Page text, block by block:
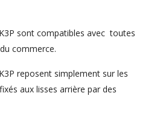
sont compatibles avec toutes
commerce.
reposent simplement sur les
aux lisses arrière par des